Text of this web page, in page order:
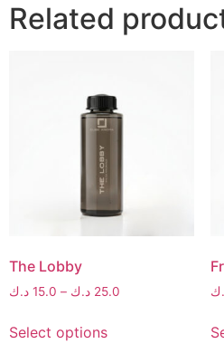
Related
The Lobby
15.0 د.ك – 25.0 د.ك
Select options